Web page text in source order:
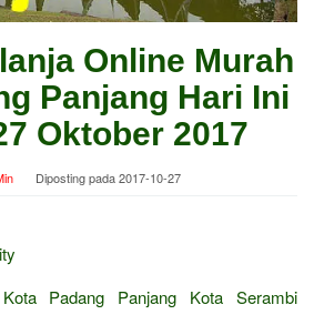
Online Murah
Panjang Hari Ini
Oktober 2017
Diposting pada2017-10-27
Padang Panjang Kota Serambi